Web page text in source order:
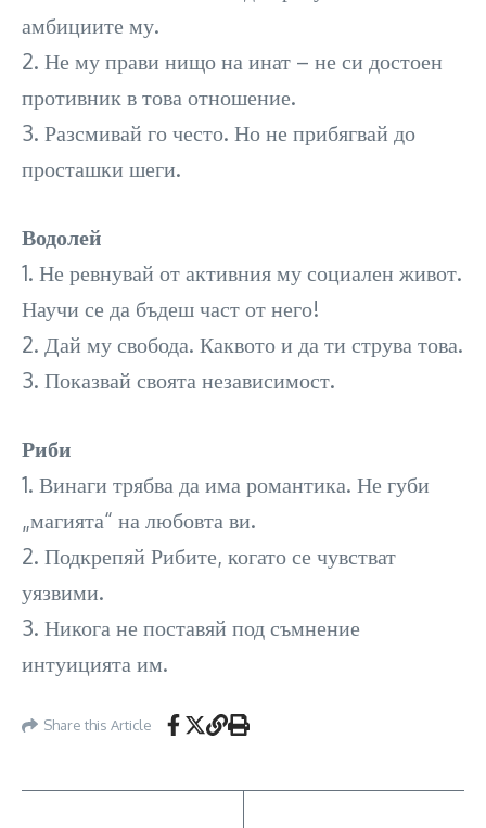
амбициите му.
2. Не му прави нищо на инат – не си достоен
противник в това отношение.
3. Разсмивай го често. Но не прибягвай до
просташки шеги.
Водолей
1. Не ревнувай от активния му социален живот.
Научи се да бъдеш част от него!
2. Дай му свобода. Каквото и да ти струва това.
3. Показвай своята независимост.
Риби
1. Винаги трябва да има романтика. Не губи
„магията“ на любовта ви.
2. Подкрепяй Рибите, когато се чувстват
уязвими.
3. Никога не поставяй под съмнение
интуицията им.
Share this Article